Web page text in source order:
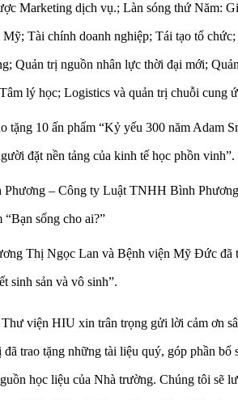
Marketing dịch vụ.; Làn sóng thứ Năm:
Tài chính doanh nghiệp; Tái tạo tổ chức;
Quản trị nguồn nhân lực thời đại mới;
lý học; Logistics và quản trị chuỗi cung
tặng 10 ấn phẩm “Kỷ yếu 300 năm Adam
đặt nền tảng của kinh tế học phồn vinh”.
Phương – Công ty Luật TNHH Bình
“Bạn sống cho ai?”
Thị Ngọc Lan và Bệnh viện Mỹ Đức đã
sinh sản và vô sinh”.
viện HIU xin trân trọng gửi lời cảm ơn
trao tặng những tài liệu quý, góp phần bổ
học liệu của Nhà trường. Chúng tôi sẽ